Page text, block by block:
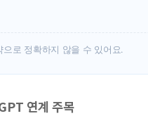
으로 정확하지 않을 수 있어요.
연계 주목